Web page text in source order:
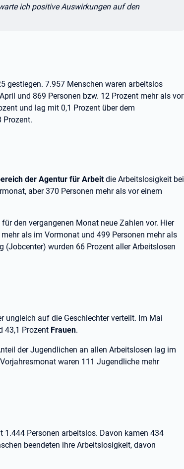
ich positive Auswirkungen auf den
gestiegen. 7.957 Menschen waren arbeitslos
und 869 Personen bzw. 12 Prozent mehr als vor
und lag mit 0,1 Prozent über dem
Prozent.
der Agentur für Arbeitdie Arbeitslosigkeit bei
aber 370 Personen mehr als vor einem
für den vergangenen Monat neue Zahlen vor. Hier
als im Vormonat und 499 Personen mehr als
(Jobcenter) wurden 66 Prozent aller Arbeitslosen
ungleich auf die Geschlechter verteilt. Im Mai
43,1 Prozent Frauen.
der Jugendlichen an allen Arbeitslosen lag im
waren 111 Jugendliche mehr
Personen arbeitslos. Davon kamen 434
beendeten ihre Arbeitslosigkeit, davon